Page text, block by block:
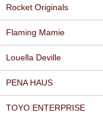
Rocket Originals
Flaming Mamie
Louella Deville
PENA HAUS
TOYO ENTERPRISE